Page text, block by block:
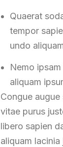
Quaerat
tempor
undo
Nemo
aliquam
Congue
vitae purus
libero sapien
aliquam